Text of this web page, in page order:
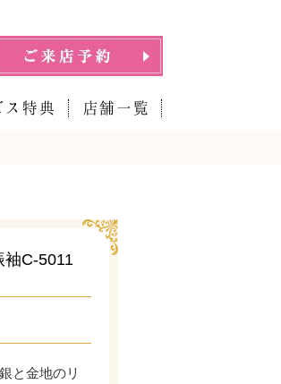
ス特典 店舗一覧
袖C-5011
と金地のリ